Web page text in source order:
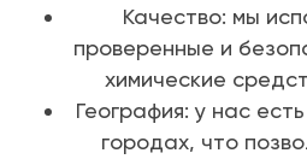
Качество: мы
проверенные и
химические
География: у нас
городах, что